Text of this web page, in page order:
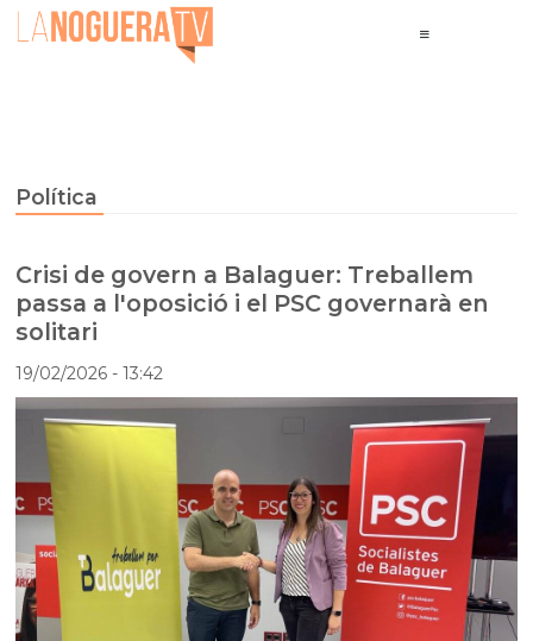
Política
Crisi de govern a Balaguer: Treballem
passa a l'oposició i el PSC governarà en
solitari
19/02/2026- 13:42